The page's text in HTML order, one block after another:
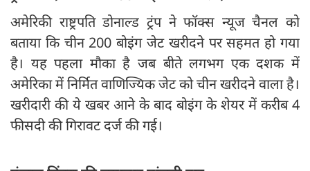
अमेरिकी राष्ट्रपति डोनाल्ड ट्रंप ने फॉक्स न्यूज चैनल को
बताया कि चीन 200 बोइंग जेट खरीदने पर सहमत हो गया
है। यह पहला मौका है जब बीते लगभग एक दशक में
अमेरिका में निर्मित वाणिज्यिक जेट को चीन खरीदने वाला है।
खरीदारी की ये खबर आने के बाद बोइंग के शेयर में करीब 4
फीसदी की गिरावट दर्ज की गई।